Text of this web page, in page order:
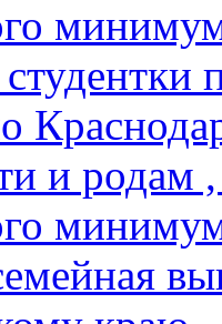
и родам